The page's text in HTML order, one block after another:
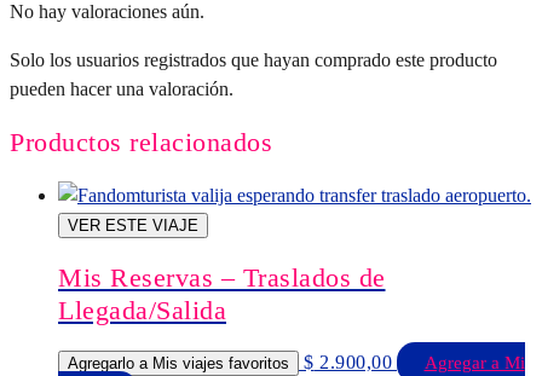
No hay valoraciones aún.
Solo los usuarios registrados que hayan comprado este producto
pueden hacer una valoración.
Productos relacionados
VER ESTE VIAJE
Mis Reservas – Traslados de
Llegada/Salida
Agregarlo a Mis viajes favoritos $ 2.900,00
Agregar a Mi